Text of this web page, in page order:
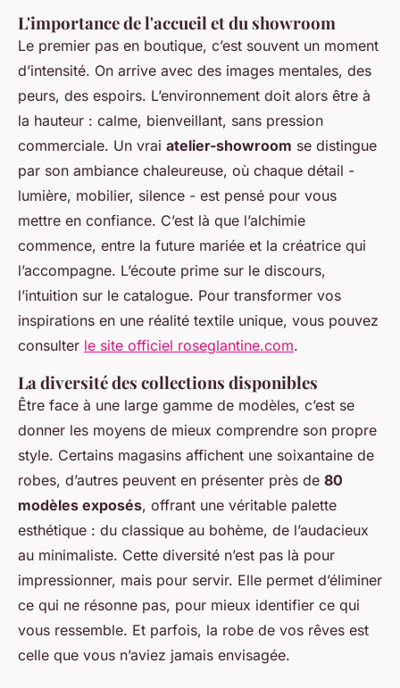
L'importance de l'accueil et du showroom
Le premier pas en boutique, c’est souvent un moment
d’intensité. On arrive avec des images mentales, des
peurs, des espoirs. L’environnement doit alors être à
la hauteur : calme, bienveillant, sans pression
commerciale. Un vrai atelier-showroom se distingue
par son ambiance chaleureuse, où chaque détail -
lumière, mobilier, silence - est pensé pour vous
mettre en confiance. C’est là que l’alchimie
commence, entre la future mariée et la créatrice qui
l’accompagne. L’écoute prime sur le discours,
l’intuition sur le catalogue. Pour transformer vos
inspirations en une réalité textile unique, vous pouvez
consulter le site officiel roseglantine.com.
La diversité des collections disponibles
Être face à une large gamme de modèles, c’est se
donner les moyens de mieux comprendre son propre
style. Certains magasins affichent une soixantaine de
robes, d’autres peuvent en présenter près de 80
modèles exposés, offrant une véritable palette
esthétique : du classique au bohème, de l’audacieux
au minimaliste. Cette diversité n’est pas là pour
impressionner, mais pour servir. Elle permet d’éliminer
ce qui ne résonne pas, pour mieux identifier ce qui
vous ressemble. Et parfois, la robe de vos rêves est
celle que vous n’aviez jamais envisagée.